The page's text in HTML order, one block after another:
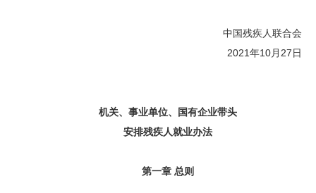
中国残疾人联合会
2021年10月27日
机关、事业单位、国有企业带头
安排残疾人就业办法
第一章 总则